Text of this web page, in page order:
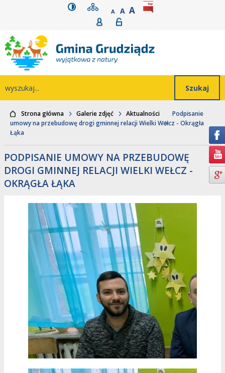
Przejdź do głównego
Przejdź do treści
Przejdź do
wyszukiwarki
Przejdź do mapywersja kontrastowa
mapa serwisu
A POMNIEJSZ CZCIONKĘ
A STANDARDOWY ROZMIAR
A POWIĘKSZ
rozmiar czcionki
Rejestracja
Strona główna Galerie zdjęć Aktualności
Podpisanie
umowy na przebudowę drogi gminnej relacji Wielki Wełcz - Okrągła
Łąka
PODPISANIE UMOWY NA PRZEBUDOWĘ
DROGI GMINNEJ RELACJI WIELKI WEŁCZ -
OKRĄGŁA ŁĄKA